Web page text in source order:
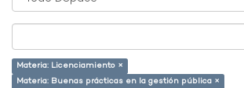
Materia: Licenciamiento ×
Materia: Buenas prácticas en la gestión pública ×